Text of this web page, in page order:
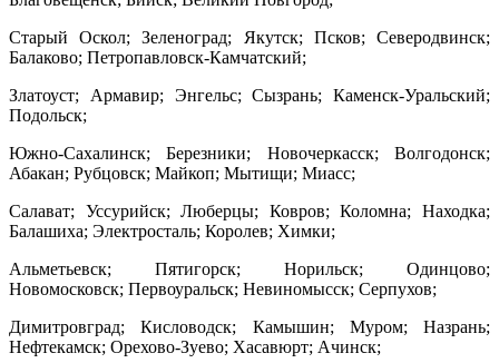
Старый Оскол; Зеленоград; Якутск; Псков; Северодвинск;
Балаково; Петропавловск-Камчатский;
Златоуст; Армавир; Энгельс; Сызрань; Каменск-Уральский;
Подольск;
Южно-Сахалинск; Березники; Новочеркасск; Волгодонск;
Абакан; Рубцовск; Майкоп; Мытищи; Миасс;
Салават; Уссурийск; Люберцы; Ковров; Коломна; Находка;
Балашиха; Электросталь; Королев; Химки;
Альметьевск; Пятигорск; Норильск; Одинцово;
Новомосковск; Первоуральск; Невиномысск; Серпухов;
Димитровград; Кисловодск; Камышин; Муром; Назрань;
Нефтекамск; Орехово-Зуево; Хасавюрт; Ачинск;